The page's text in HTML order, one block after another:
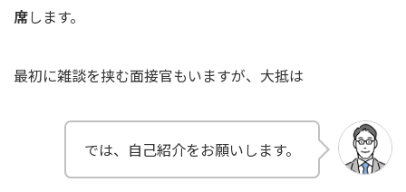
席します。
最初に雑談を挟む面接官もいますが、大抵は
では、自己紹介をお願いします。